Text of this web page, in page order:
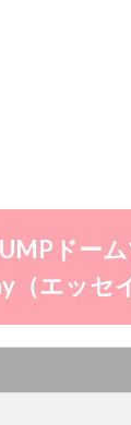
ドー
（エッセ